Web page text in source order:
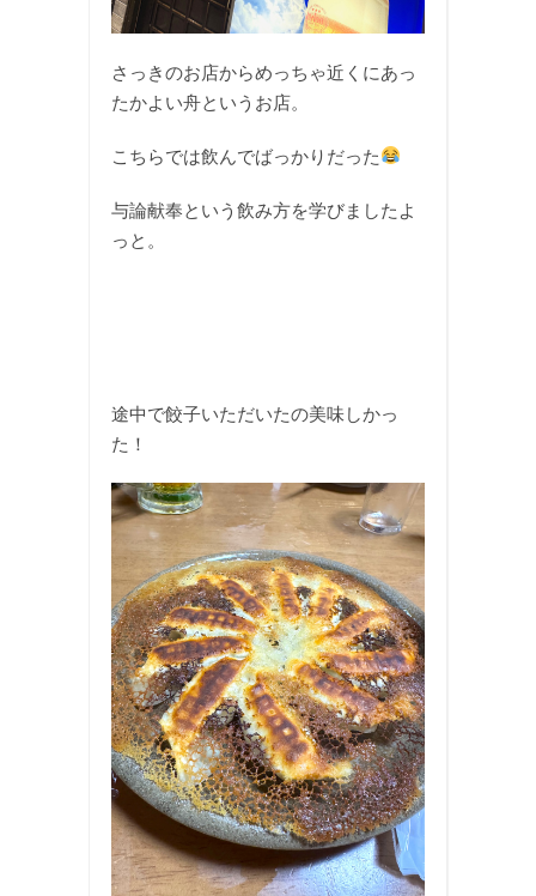
さっきのお店からめっちゃ近くにあっ
たかよい舟というお店。
こちらでは飲んでばっかりだった
与論献奉という飲み方を学びましたよ
っと。
途中で餃子いただいたの美味しかっ
た！